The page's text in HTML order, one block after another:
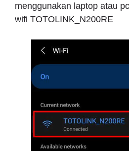
menggunakan laptop atau
wifi TOTOLINK_N200RE